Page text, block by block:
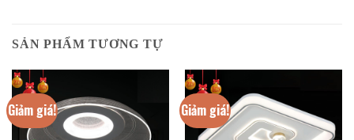
SẢN PHẨM TƯƠNG TỰ
Giảm giá! Giảm giá!